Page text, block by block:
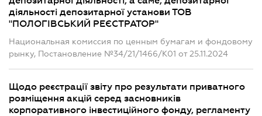
діяльності депозитарної установи ТОВ
"ПОЛОГІВСЬКИЙ РЕЄСТРАТОР"
Национальная комиссия по ценным бумагам и фондовому
рынку, Постановление №34/21/1466/К01 от 25.11.2024
Щодо реєстрації звіту про результати приватного
розміщення акцій серед засновників
корпоративного інвестиційного фонду, регламенту